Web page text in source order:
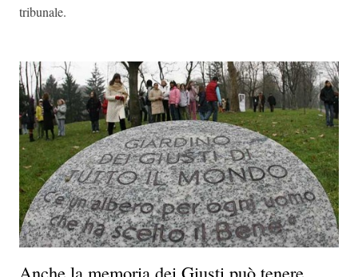
tribunale.